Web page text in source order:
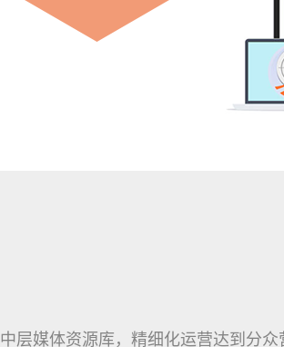
中层媒体资源库，精细化运营达到分